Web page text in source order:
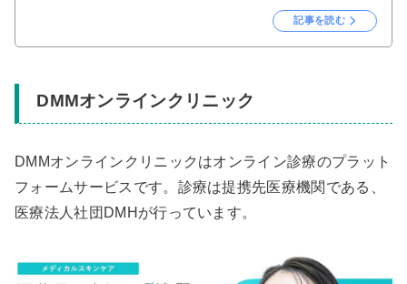
記事を読む
DMMオンラインクリニック
DMMオンラインクリニックはオンライン診療のプラット
フォームサービスです。診療は提携先医療機関である、
医療法人社団DMHが行っています。